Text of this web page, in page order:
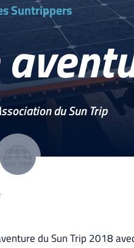
Suntrippers
du Sun Trip
du Sun Trip 2018